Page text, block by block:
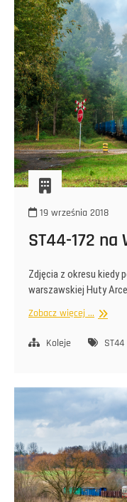
19 września 2018
ST44-172 na
Zdjęcia z okresu kiedy
warszawskiej Huty
Zobacz więcej ... ST44-
na
Koleje ST44